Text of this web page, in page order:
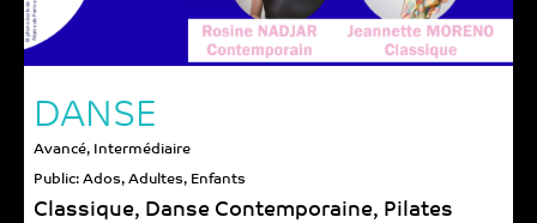
DANSE
Avancé, Intermédiaire
Public:Ados,Adultes, Enfants
Classique, Danse Contemporaine, Pilates